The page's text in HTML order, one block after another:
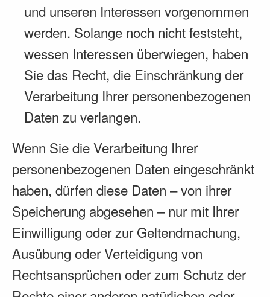
und unseren Interessen vorgenommen
werden. Solange noch nicht feststeht,
wessen Interessen überwiegen, haben
Sie das Recht, die Einschränkung der
Verarbeitung Ihrer personenbezogenen
Daten zu verlangen.
Wenn Sie die Verarbeitung Ihrer
personenbezogenen Daten eingeschränkt
haben, dürfen diese Daten – von ihrer
Speicherung abgesehen – nur mit Ihrer
Einwilligung oder zur Geltendmachung,
Ausübung oder Verteidigung von
Rechtsansprüchen oder zum Schutz der